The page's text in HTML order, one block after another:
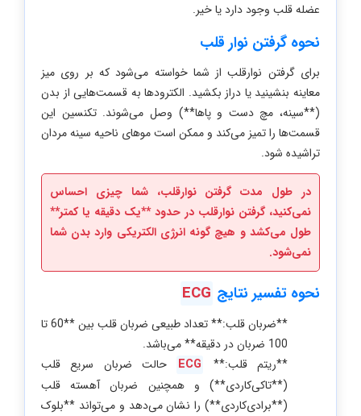
عضله قلب وجود دارد یا خیر.
نحوه گرفتن نوار قلب
برای گرفتن نوارقلب از شما خواسته می‌شود که بر روی میز
معاینه بنشینید یا دراز بکشید. الکترودها به قسمت‌هایی از بدن
(**سینه، مچ دست و پاها**) وصل می‌شوند. تکنسین این
قسمت‌ها را تمیز می‌کند و ممکن است موهای ناحیه سینه مردان
تراشیده شود.
در طول مدت گرفتن نوارقلب، شما چیزی احساس
نمی‌کنید، گرفتن نوارقلب در حدود **یک دقیقه یا کمتر**
طول می‌کشد و هیچ گونه انرژی الکتریکی وارد بدن شما
نمی‌شود.
نحوه تفسیر نتایج ECG
**ضربان قلب:** تعداد طبیعی ضربان قلب بین **60 تا
100 ضربان در دقیقه** می‌باشد.
**ریتم قلب:**
ECG
حالت ضربان سریع قلب
(**تاکی‌کاردی**) و همچنین ضربان آهسته قلب
(**برادی‌کاردی**) را نشان می‌دهد و می‌تواند **بلوک